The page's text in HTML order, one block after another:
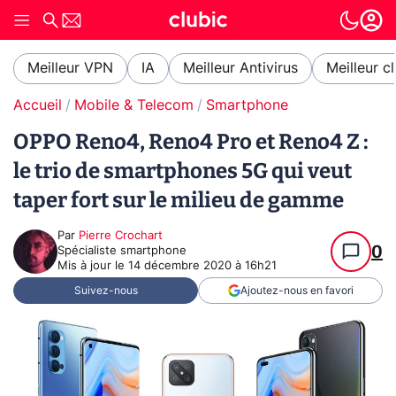
Meilleur VPN IA Meilleur Antivirus Meilleur
Accueil Mobile & Telecom Smartphone
OPPO Reno4, Reno4 Pro et Reno4 Z :
le trio de smartphones 5G qui veut
taper fort sur le milieu de gamme
Par Pierre Crochart
Spécialiste smartphone
Mis à jour le 14 décembre 2020 à 16h21
0
Suivez-nous Ajoutez-nous en favori